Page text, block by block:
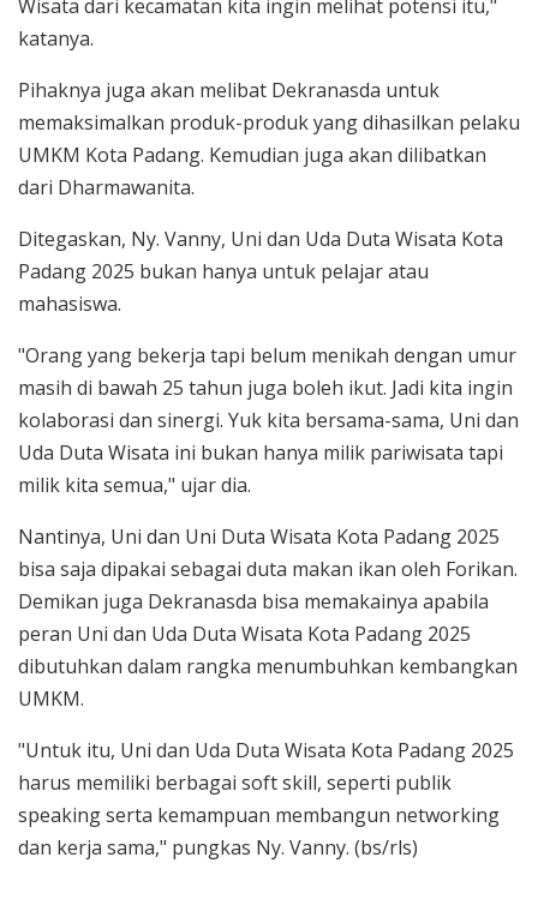
Wisata dari kecamatan kita ingin melihat potensi itu,"
katanya.
Pihaknya juga akan melibat Dekranasda untuk
memaksimalkan produk-produk yang dihasilkan pelaku
UMKM Kota Padang. Kemudian juga akan dilibatkan
dari Dharmawanita.
Ditegaskan, Ny. Vanny, Uni dan Uda Duta Wisata Kota
Padang 2025 bukan hanya untuk pelajar atau
mahasiswa.
"Orang yang bekerja tapi belum menikah dengan umur
masih di bawah 25 tahun juga boleh ikut. Jadi kita ingin
kolaborasi dan sinergi. Yuk kita bersama-sama, Uni dan
Uda Duta Wisata ini bukan hanya milik pariwisata tapi
milik kita semua," ujar dia.
Nantinya, Uni dan Uni Duta Wisata Kota Padang 2025
bisa saja dipakai sebagai duta makan ikan oleh Forikan.
Demikan juga Dekranasda bisa memakainya apabila
peran Uni dan Uda Duta Wisata Kota Padang 2025
dibutuhkan dalam rangka menumbuhkan kembangkan
UMKM.
"Untuk itu, Uni dan Uda Duta Wisata Kota Padang 2025
harus memiliki berbagai soft skill, seperti publik
speaking serta kemampuan membangun networking
dan kerja sama," pungkas Ny. Vanny. (bs/rls)